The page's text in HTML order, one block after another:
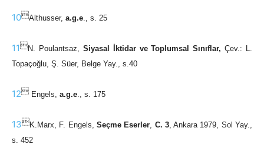
10Althusser, a.g.e., s. 25
11N. Poulantsaz, Siyasal İktidar ve Toplumsal Sınıflar, Çev.: L.
Topaçoğlu, Ş. Süer, Belge Yay., s.40
12 Engels, a.g.e., s. 175
13K.Marx, F. Engels, Seçme Eserler, C. 3, Ankara 1979, Sol Yay.,
s. 452